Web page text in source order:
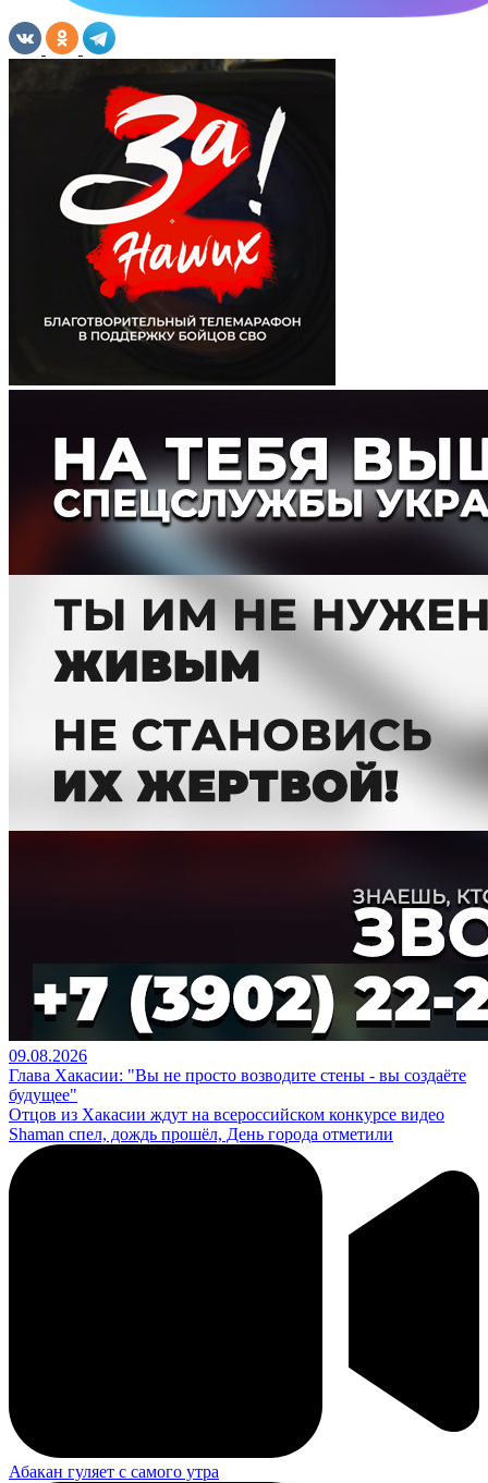
09.08.2026
Глава Хакасии: "Вы не просто возводите стены - вы создаёте
будущее"
Отцов из Хакасии ждут на всероссийском конкурсе видео
Shaman спел, дождь прошёл, День города отметили
Абакан гуляет с самого утра